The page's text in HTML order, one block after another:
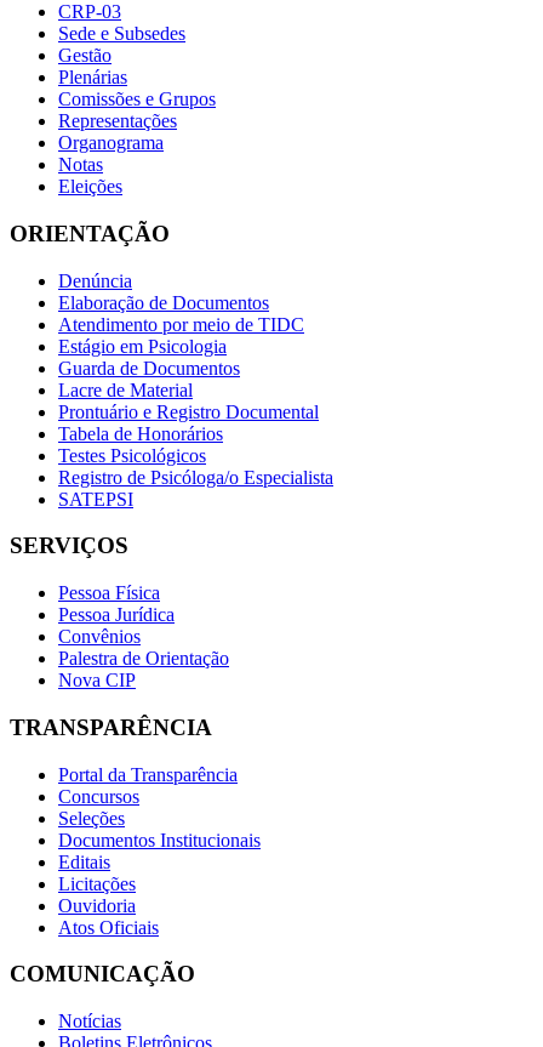
CRP-03
Sede e Subsedes
Gestão
Plenárias
Comissões e Grupos
Representações
Organograma
Notas
Eleições
ORIENTAÇÃO
Denúncia
Elaboração de Documentos
Atendimento por meio de TIDC
Estágio em Psicologia
Guarda de Documentos
Lacre de Material
Prontuário e Registro Documental
Tabela de Honorários
Testes Psicológicos
Registro de Psicóloga/o Especialista
SATEPSI
SERVIÇOS
Pessoa Física
Pessoa Jurídica
Convênios
Palestra de Orientação
Nova CIP
TRANSPARÊNCIA
Portal da Transparência
Concursos
Seleções
Documentos Institucionais
Editais
Licitações
Ouvidoria
Atos Oficiais
COMUNICAÇÃO
Notícias
Boletins Eletrônicos